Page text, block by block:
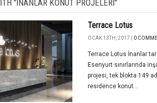
"INANLAR KONUT PROJELERI"
Terrace Lotus
OCAK 13TH, 2017 | 0
Terrace Lotus İnanlar
Esenyurt sınırlarında
projesi, tek blokta 149
residence konut...